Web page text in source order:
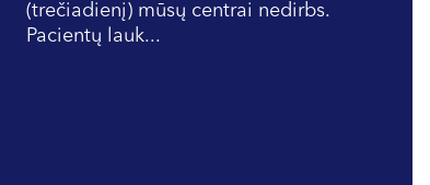
(trečiadienį) mūsų centrai nedirbs.
Pacientų lauk...